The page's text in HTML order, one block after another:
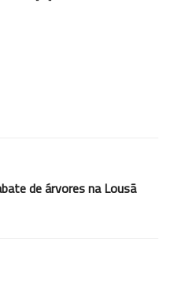
de árvores na Lousã